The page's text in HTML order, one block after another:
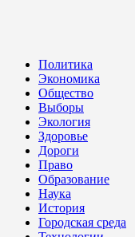
Политика
Экономика
Общество
Выборы
Экология
Здоровье
Дороги
Право
Образование
Наука
История
Городская среда